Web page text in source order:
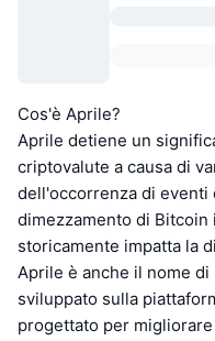
Cos'è Aprile?
Aprile detiene un
criptovalute a causa di
dell'occorrenza di eventi
dimezzamento di
storicamente impatta la
Aprile è anche il nome
sviluppato sulla
progettato per